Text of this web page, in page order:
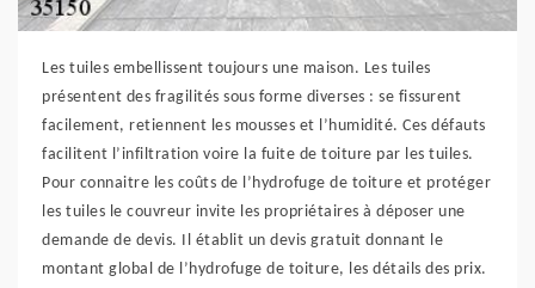
Les tuiles embellissent toujours une maison. Les tuiles
présentent des fragilités sous forme diverses : se fissurent
facilement, retiennent les mousses et l’humidité. Ces défauts
facilitent l’infiltration voire la fuite de toiture par les tuiles.
Pour connaitre les coûts de l’hydrofuge de toiture et protéger
les tuiles le couvreur invite les propriétaires à déposer une
demande de devis. Il établit un devis gratuit donnant le
montant global de l’hydrofuge de toiture, les détails des prix.